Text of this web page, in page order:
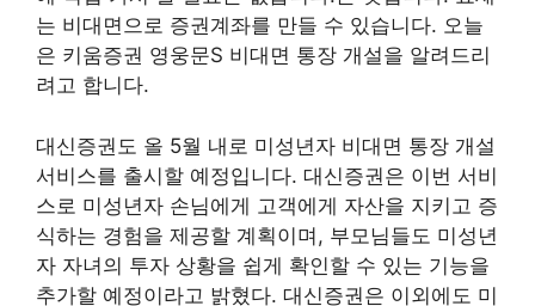
는 비대면으로 증권계좌를 만들 수 있습니다. 오늘
은 키움증권 영웅문S 비대면 통장 개설을 알려드리
려고 합니다.
대신증권도 올 5월 내로 미성년자 비대면 통장 개설
서비스를 출시할 예정입니다. 대신증권은 이번 서비
스로 미성년자 손님에게 고객에게 자산을 지키고 증
식하는 경험을 제공할 계획이며, 부모님들도 미성년
자 자녀의 투자 상황을 쉽게 확인할 수 있는 기능을
추가할 예정이라고 밝혔다. 대신증권은 이외에도 미